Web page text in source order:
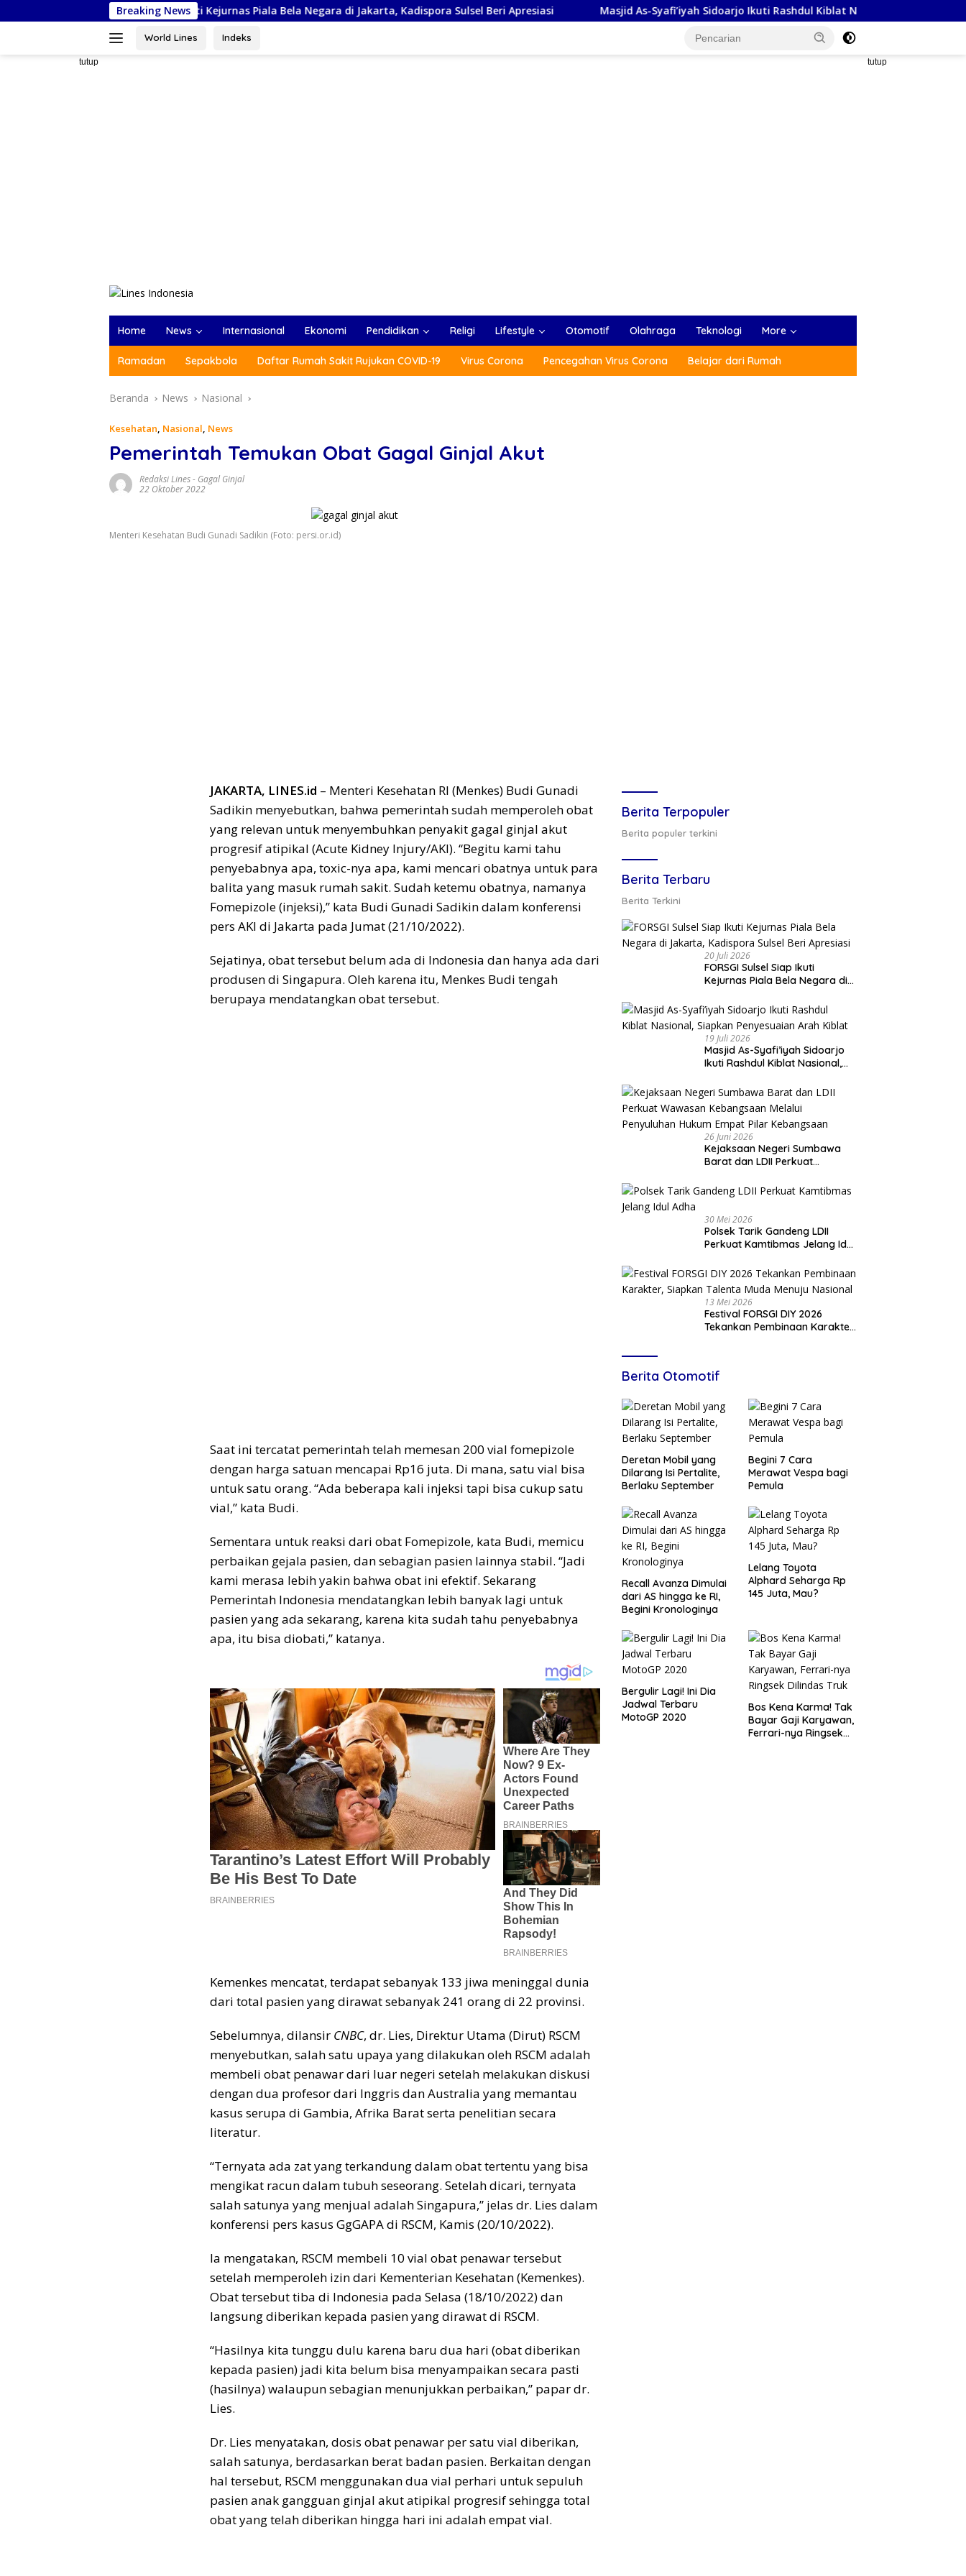
ke
Breaking News
FORSGI Sulsel Siap Ikuti Kejurnas Piala Bela Negara di Jakarta, Kadispora Sulsel Beri Apresiasi Masjid As-Syafi’iyah Sidoarjo Ikuti Rashdul Kiblat Nasional, Siapkan Penyesuaian Arah
World Lines Indeks
tutup tutup
Home News Internasional Ekonomi Pendidikan Religi Lifestyle Otomotif Olahraga Teknologi More
Ramadan Sepakbola Daftar Rumah Sakit Rujukan COVID-19 Virus Corona Pencegahan Virus Corona Belajar dari Rumah
Beranda News Nasional
Kesehatan, Nasional, News
Pemerintah Temukan Obat Gagal Ginjal Akut
Redaksi Lines- Gagal Ginjal
22 Oktober 2022
Menteri Kesehatan Budi Gunadi Sadikin (Foto: persi.or.id)
JAKARTA, LINES.id – Menteri Kesehatan RI (Menkes) Budi Gunadi
Sadikin menyebutkan, bahwa pemerintah sudah memperoleh obat
yang relevan untuk menyembuhkan penyakit gagal ginjal akut
progresif atipikal (Acute Kidney Injury/AKI). “Begitu kami tahu
penyebabnya apa, toxic-nya apa, kami mencari obatnya untuk para
balita yang masuk rumah sakit. Sudah ketemu obatnya, namanya
Fomepizole (injeksi),” kata Budi Gunadi Sadikin dalam konferensi
pers AKI di Jakarta pada Jumat (21/10/2022).
Sejatinya, obat tersebut belum ada di Indonesia dan hanya ada dari
produsen di Singapura. Oleh karena itu, Menkes Budi tengah
berupaya mendatangkan obat tersebut.
Saat ini tercatat pemerintah telah memesan 200 vial fomepizole
dengan harga satuan mencapai Rp16 juta. Di mana, satu vial bisa
untuk satu orang. “Ada beberapa kali injeksi tapi bisa cukup satu
vial,” kata Budi.
Sementara untuk reaksi dari obat Fomepizole, kata Budi, memicu
perbaikan gejala pasien, dan sebagian pasien lainnya stabil. “Jadi
kami merasa lebih yakin bahwa obat ini efektif. Sekarang
Pemerintah Indonesia mendatangkan lebih banyak lagi untuk
pasien yang ada sekarang, karena kita sudah tahu penyebabnya
apa, itu bisa diobati,” katanya.
Kemenkes mencatat, terdapat sebanyak 133 jiwa meninggal dunia
dari total pasien yang dirawat sebanyak 241 orang di 22 provinsi.
Sebelumnya, dilansir CNBC, dr. Lies, Direktur Utama (Dirut) RSCM
menyebutkan, salah satu upaya yang dilakukan oleh RSCM adalah
membeli obat penawar dari luar negeri setelah melakukan diskusi
dengan dua profesor dari Inggris dan Australia yang memantau
kasus serupa di Gambia, Afrika Barat serta penelitian secara
literatur.
“Ternyata ada zat yang terkandung dalam obat tertentu yang bisa
mengikat racun dalam tubuh seseorang. Setelah dicari, ternyata
salah satunya yang menjual adalah Singapura,” jelas dr. Lies dalam
konferensi pers kasus GgGAPA di RSCM, Kamis (20/10/2022).
Ia mengatakan, RSCM membeli 10 vial obat penawar tersebut
setelah memperoleh izin dari Kementerian Kesehatan (Kemenkes).
Obat tersebut tiba di Indonesia pada Selasa (18/10/2022) dan
langsung diberikan kepada pasien yang dirawat di RSCM.
“Hasilnya kita tunggu dulu karena baru dua hari (obat diberikan
kepada pasien) jadi kita belum bisa menyampaikan secara pasti
(hasilnya) walaupun sebagian menunjukkan perbaikan,” papar dr.
Lies.
Dr. Lies menyatakan, dosis obat penawar per satu vial diberikan,
salah satunya, berdasarkan berat badan pasien. Berkaitan dengan
hal tersebut, RSCM menggunakan dua vial perhari untuk sepuluh
pasien anak gangguan ginjal akut atipikal progresif sehingga total
obat yang telah diberikan hingga hari ini adalah empat vial.
Berita Terpopuler
Berita populer terkini
Berita Terbaru
Berita Terkini
20 Juli 2026
FORSGI Sulsel Siap Ikuti
Kejurnas Piala Bela Negara di
Apresiasi
19 Juli 2026
Masjid As-Syafi’iyah Sidoarjo
Ikuti Rashdul Kiblat Nasional,
Kiblat
26 Juni 2026
Kejaksaan Negeri Sumbawa
Barat dan LDII Perkuat
Penyuluhan Hukum Empat Pilar
Kebangsaan
30 Mei 2026
Polsek Tarik Gandeng LDII
Perkuat Kamtibmas Jelang Idul
13 Mei 2026
Festival FORSGI DIY 2026
Tekankan Pembinaan Karakter,
Berita Otomotif
Deretan Mobil yang
Dilarang Isi Pertalite,
Berlaku September
Begini 7 Cara
Merawat Vespa bagi
Pemula
Recall Avanza Dimulai
dari AS hingga ke RI,
Begini Kronologinya
Lelang Toyota
Alphard Seharga Rp
145 Juta, Mau?
Bergulir Lagi! Ini Dia
Jadwal Terbaru
MotoGP 2020
Bos Kena Karma! Tak
Bayar Gaji Karyawan,
Ferrari-nya Ringsek